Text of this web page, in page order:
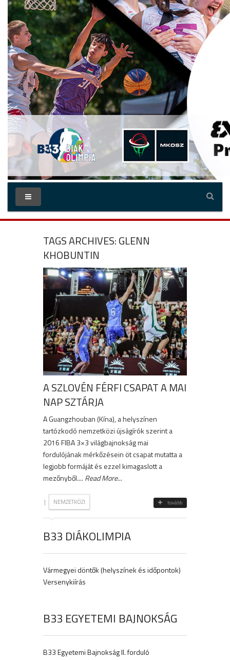
TAGS ARCHIVES: GLENN
KHOBUNTIN
A SZLOVÉN FÉRFI CSAPAT A MAI
NAP SZTÁRJA
A Guangzhouban (Kína), a helyszínen
tartózkodó nemzetközi újságírók szerint a
2016 FIBA 3×3 világbajnokság mai
fordulójának mérkőzésein öt csapat mutatta a
legjobb formáját és ezzel kimagaslott a
mezőnyből.... Read More...
| NEMZETKÖZI tovább
B33 DIÁKOLIMPIA
Vármegyei döntők (helyszínek és időpontok)
Versenykiírás
B33 EGYETEMI BAJNOKSÁG
B33 Egyetemi Bajnokság II. forduló